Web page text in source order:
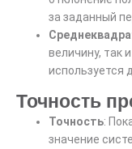
за заданный
величину, так
используется
Точность
Точность:
значение